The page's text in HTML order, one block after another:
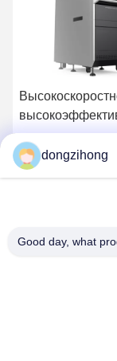
лазерный
YSL-U530
dongzihong
Good day, what